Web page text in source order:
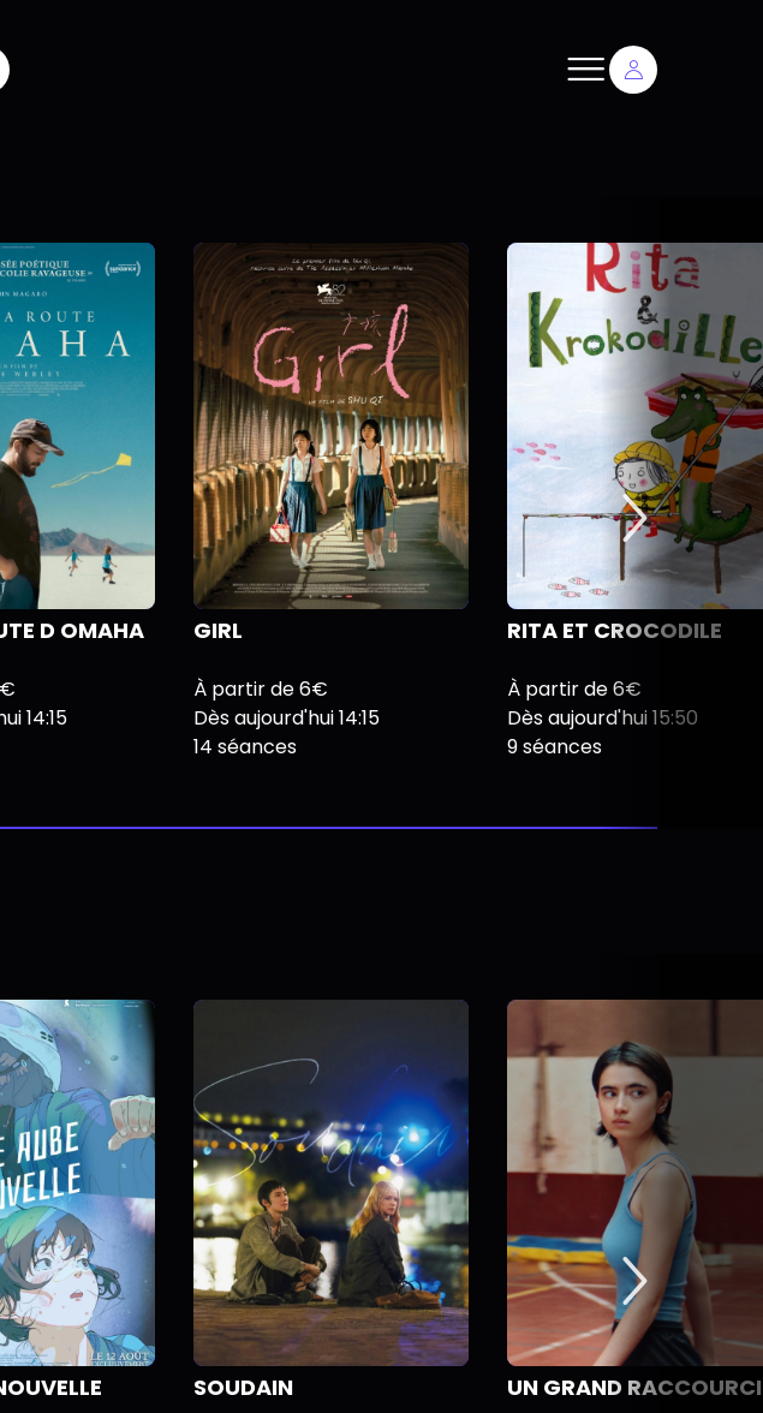
D OMAHA
14:15
GIRL
À partir de 6€
Dès aujourd'hui 14:15
14 séances
RITA ET CROCODILE
À partir de 6€
Dès aujourd'hui 15:50
9 séances
SOUDAIN UN GRAND RACCOURCI